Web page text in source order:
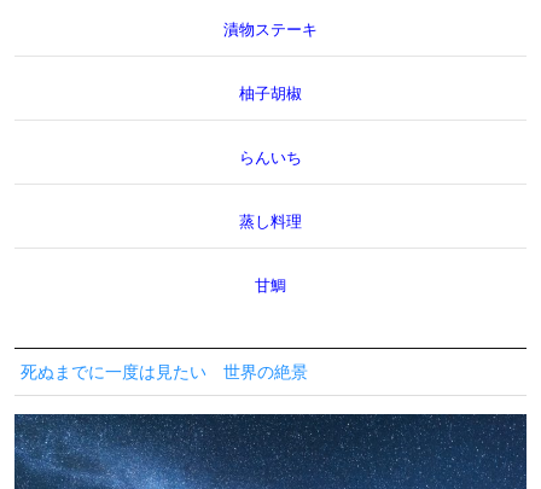
漬物ステーキ
柚子胡椒
らんいち
蒸し料理
甘鯛
死ぬまでに一度は見たい 世界の絶景